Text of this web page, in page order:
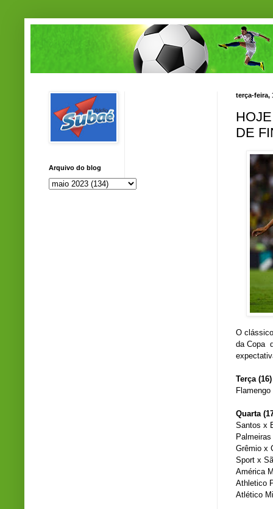
terça-feira,
DE
O
da Copa
Terça (16)
Quarta
Santos x
Grêmio x
Sport x
América
Athletico
Atlético
Arquivo do blog